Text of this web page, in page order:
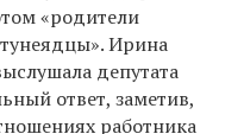
«родители
Ирина
депутата
ответ, заметив,
работника